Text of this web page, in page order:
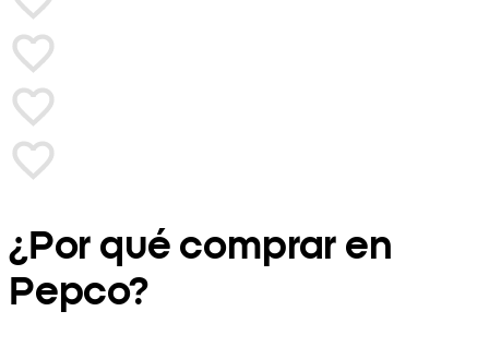
¿Por qué comprar en
Pepco?